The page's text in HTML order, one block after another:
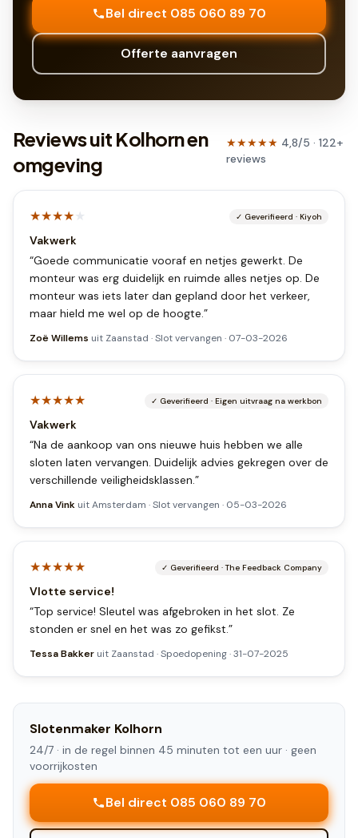
Bel direct 085 060 89 70
Offerte aanvragen
Reviews uit Kolhorn en
omgeving
★★★★★ 4,8/5 · 122+
reviews
★★★★★ ✓ Geverifieerd · Kiyoh
Vakwerk
“Goede communicatie vooraf en netjes gewerkt. De
monteur was erg duidelijk en ruimde alles netjes op. De
monteur was iets later dan gepland door het verkeer,
maar hield me wel op de hoogte.”
Zoë Willems uit Zaanstad ·Slot vervangen · 07-03-2026
★★★★★ ✓ Geverifieerd · Eigen uitvraag na werkbon
Vakwerk
“Na de aankoop van ons nieuwe huis hebben we alle
sloten laten vervangen. Duidelijk advies gekregen over de
verschillende veiligheidsklassen.”
Anna Vink uitAmsterdam ·Slot vervangen · 05-03-2026
★★★★★ ✓ Geverifieerd ·The Feedback Company
Vlotte service!
“Top service! Sleutel was afgebroken in het slot. Ze
stonden er snel en het was zo gefikst.”
Tessa Bakker uit Zaanstad ·Spoedopening·31-07-2025
Slotenmaker Kolhorn
24/7 · in de regel binnen 45 minuten tot een uur · geen
voorrijkosten
Bel direct 085 060 89 70